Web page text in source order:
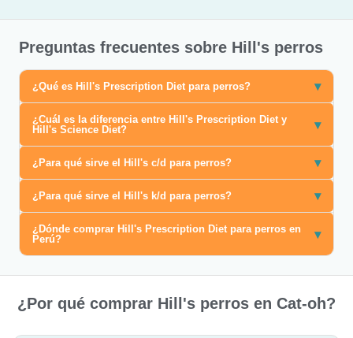
Preguntas frecuentes sobre Hill's perros
¿Qué es Hill's Prescription Diet para perros? ▾
¿Cuál es la diferencia entre Hill's Prescription Diet y
Hill's Science Diet?
▾
¿Para qué sirve el Hill's c/d para perros? ▾
¿Para qué sirve el Hill's k/d para perros? ▾
¿Dónde comprar Hill's Prescription Diet para perros en
Perú?
▾
¿Por qué comprar Hill's perros en Cat-oh?